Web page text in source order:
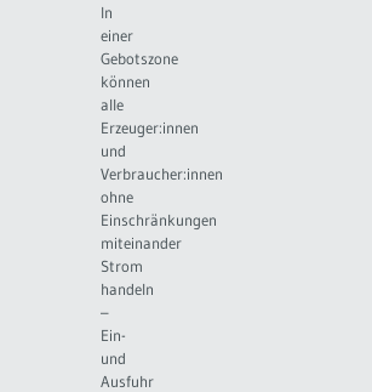
In
einer
Gebotszone
können
alle
Erzeuger:innen
und
Verbraucher:innen
ohne
Einschränkungen
miteinander
Strom
handeln
–
Ein-
und
Ausfuhr